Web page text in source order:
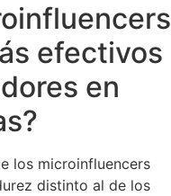
efectivos
en
los microinfluencers
distinto al de los